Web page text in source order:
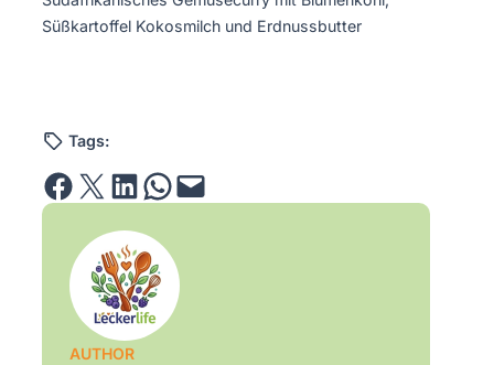
Süßkartoffel Kokosmilch und Erdnussbutter
Tags:
Share on Facebook Email this Page Share on LinkedIn Share on WhatsApp Email this Page
AUTHOR